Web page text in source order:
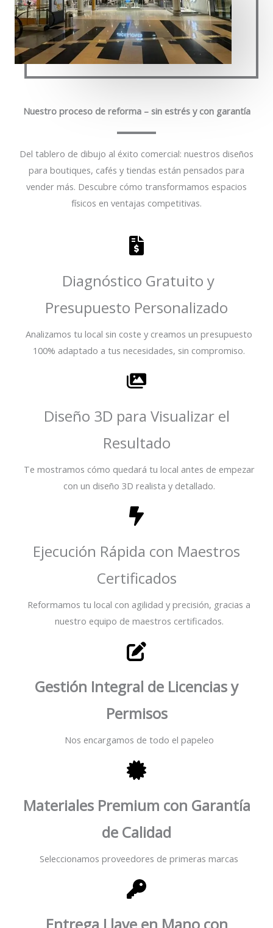
Nuestro proceso de reforma – sin estrés y con garantía
Del tablero de dibujo al éxito comercial: nuestros diseños
para boutiques, cafés y tiendas están pensados para
vender más. Descubre cómo transformamos espacios
físicos en ventajas competitivas.
Diagnóstico Gratuito y
Presupuesto Personalizado
Analizamos tu local sin coste y creamos un presupuesto
100% adaptado a tus necesidades, sin compromiso.
Diseño 3D para Visualizar el
Resultado
Te mostramos cómo quedará tu local antes de empezar
con un diseño 3D realista y detallado.
Ejecución Rápida con Maestros
Certificados
Reformamos tu local con agilidad y precisión, gracias a
nuestro equipo de maestros certificados.
Gestión Integral de Licencias y
Permisos
Nos encargamos de todo el papeleo
Materiales Premium con Garantía
de Calidad
Seleccionamos proveedores de primeras marcas
Entrega Llave en Mano con